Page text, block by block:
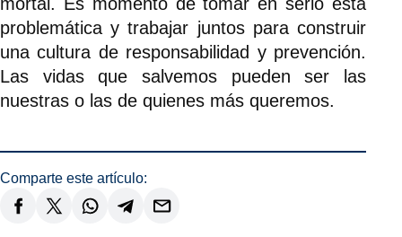
problemática y trabajar juntos para construir
una cultura de responsabilidad y prevención.
Las vidas que salvemos pueden ser las
nuestras o las de quienes más queremos.
Comparte este artículo: